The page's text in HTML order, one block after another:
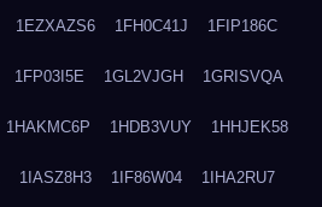
1EZXAZS6 1FH0C41J 1FIP186C
1FP03I5E 1GL2VJGH 1GRISVQA
1HAKMC6P 1HDB3VUY 1HHJEK58
1IASZ8H3 1IF86W04 1IHA2RU7